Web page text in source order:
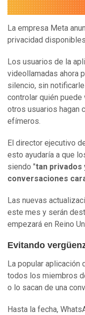
La empresa Meta
privacidad
Los usuarios de la
videollamadas ahora
silencio, sin
controlar quién
otros usuarios hagan
efímeros.
El director ejecutivo
esto ayudaría a que
siendo "tan privados
conversaciones
Las nuevas
este mes y serán
empezará en Reino
Evitando
La popular aplicación
todos los miembros
o lo sacan de una
Hasta la fecha,